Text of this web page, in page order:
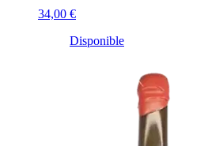
34,00 €
Disponible